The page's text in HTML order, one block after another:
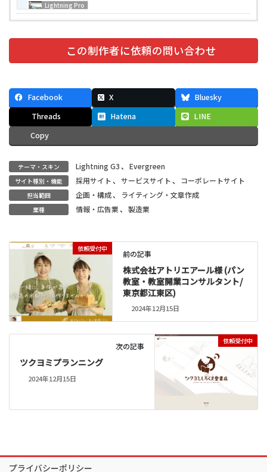
Lightning Pro
この制作者に依頼の問い合わせ
Facebook X
Bluesky
Threads
Hatena
LINE
Copy
テーマ・スキン Lightning G3、 Evergreen
サイト種別・機能 採用サイト、 サービスサイト、 コーポレートサイト
担当範囲 企画・構成、 ライティング・文章作成
業種 情報・広告業、 製造業
依頼受付中
前の記事
株式会社アトリエアール様 (パン
教室・教室開業コンサルタント/
東京都江東区)
2024年12月15日
依頼受付中
次の記事
ツクヨミプランニング
2024年12月15日
プライバシーポリシー